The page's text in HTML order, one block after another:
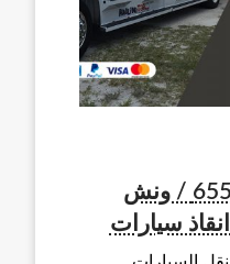
ونش النويصيب / 65557275 / ونش
سيارات